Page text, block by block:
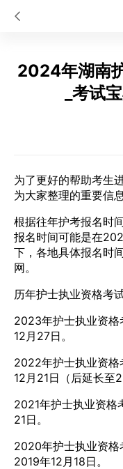
2024年湖南
_考试
为了更好的帮助考生
为大家整理的重要信
根据往年护考报名时
报名时间可能是在
下，各地具体报名时
网。
历年护士执业资格考
2023年护士执业资
12月27日。
2022年护士执业资格
12月21日（后延长至
2021年护士执业资格
21日。
2020年护士执业资格
2019年12月18日。